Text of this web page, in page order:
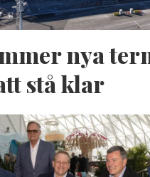
nya
stå klar